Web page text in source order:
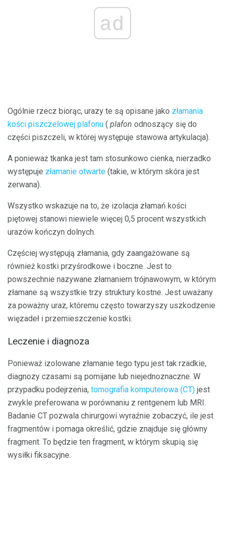
ad
Ogólnie rzecz biorąc, urazy te są opisane jako złamania
kości piszczelowej plafonu ( plafon odnoszący się do
części piszczeli, w której występuje stawowa artykulacja).
A ponieważ tkanka jest tam stosunkowo cienka, nierzadko
występuje złamanie otwarte (takie, w którym skóra jest
zerwana).
Wszystko wskazuje na to, że izolacja złamań kości
piętowej stanowi niewiele więcej 0,5 procent wszystkich
urazów kończyn dolnych.
Częściej występują złamania, gdy zaangażowane są
również kostki przyśrodkowe i boczne. Jest to
powszechnie nazywane złamaniem trójnawowym, w którym
złamane są wszystkie trzy struktury kostne. Jest uważany
za poważny uraz, któremu często towarzyszy uszkodzenie
więzadeł i przemieszczenie kostki.
Leczenie i diagnoza
Ponieważ izolowane złamanie tego typu jest tak rzadkie,
diagnozy czasami są pomijane lub niejednoznaczne. W
przypadku podejrzenia, tomografia komputerowa (CT) jest
zwykle preferowana w porównaniu z rentgenem lub MRI.
Badanie CT pozwala chirurgowi wyraźnie zobaczyć, ile jest
fragmentów i pomaga określić, gdzie znajduje się główny
fragment. To będzie ten fragment, w którym skupią się
wysiłki fiksacyjne.